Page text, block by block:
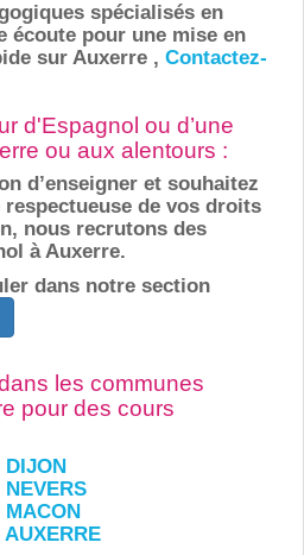
spécialisés en
écoute pour une mise en
sur Auxerre , Contactez-
d'Espagnol ou d’une
ou aux alentours :
d’enseigner et souhaitez
de vos droits
nous recrutons des
à Auxerre.
dans notre section
les communes
pour des cours